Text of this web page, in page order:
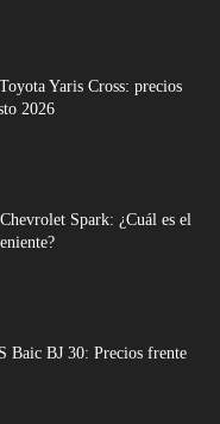
Yaris Cross: precios
2026
Spark: ¿Cuál es el
Baic BJ 30: Precios frente